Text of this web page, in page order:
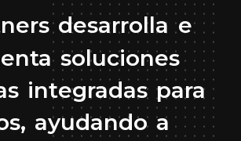
desarrolla e
soluciones
integradas para
ayudando a